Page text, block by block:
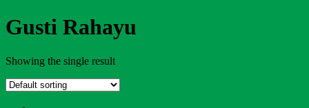
Gusti Rahayu
Showing the single result